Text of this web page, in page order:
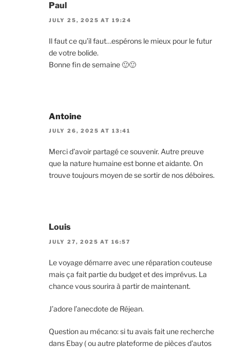
Paul
JULY 25, 2025 AT 19:24
Il faut ce qu’il faut…espérons le mieux pour le futur
de votre bolide.
Bonne fin de semaine 🙂🙂
Antoine
JULY 26, 2025 AT 13:41
Merci d’avoir partagé ce souvenir. Autre preuve
que la nature humaine est bonne et aidante. On
trouve toujours moyen de se sortir de nos déboires.
Louis
JULY 27, 2025 AT 16:57
Le voyage démarre avec une réparation couteuse
mais ça fait partie du budget et des imprévus. La
chance vous sourira à partir de maintenant.
J’adore l’anecdote de Réjean.
Question au mécano: si tu avais fait une recherche
dans Ebay ( ou autre plateforme de pièces d’autos